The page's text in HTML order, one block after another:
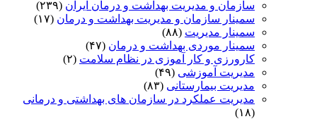
سازمان و مدیریت بهداشت و درمان ایران (۲۳۹)
سمینار سازمان و مدیریت بهداشت و درمان (۱۷)
سمینار مدیریت (۸۸)
سمینار موردی بهداشت و درمان (۴۷)
کارورزی و کار آموزی در نظام سلامت (۲)
مدیریت آموزشی (۴۹)
مدیریت بیمارستانی (۸۳)
مدیریت عملکرد در سازمان های بهداشتی و درمانی
(۱۸)